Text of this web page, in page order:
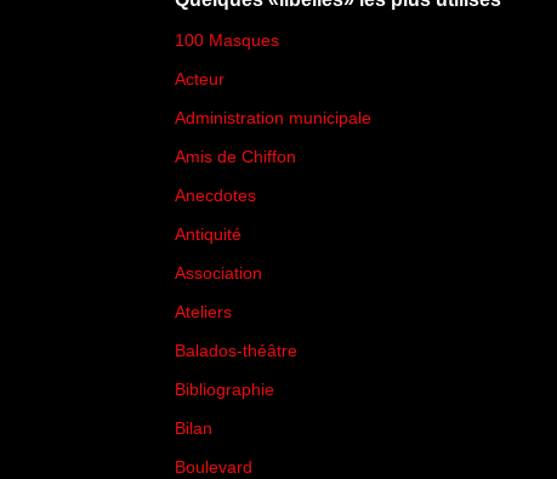
100 Masques
Acteur
Administration municipale
Amis de Chiffon
Anecdotes
Antiquité
Association
Ateliers
Balados-théâtre
Bibliographie
Bilan
Boulevard